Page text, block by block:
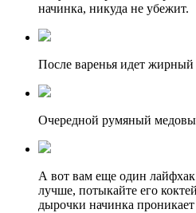
начинка, никуда не убежит.
После варенья идет жирный
Очередной румяный
А вот вам еще один
лучше, потыкайте его
дырочки начинка проникает